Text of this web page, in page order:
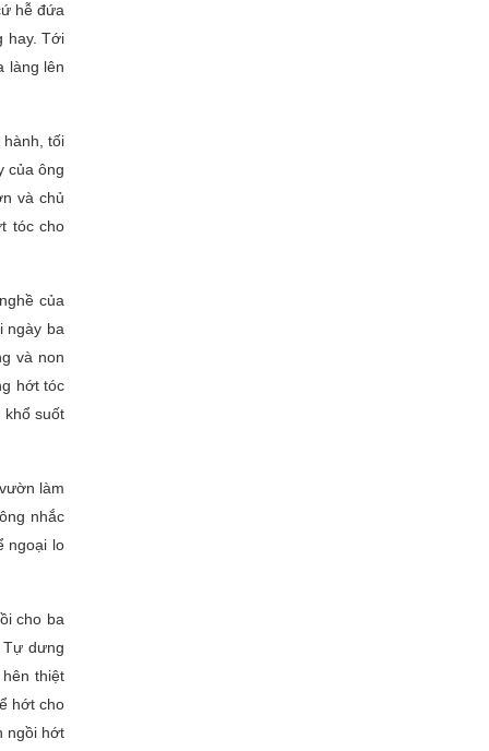
hễ đứa
hay. Tới
làng lên
tối
của ông
và chủ
tóc cho
của
ngày ba
và non
hớt tóc
khổ suốt
làm
nhắc
ngoại lo
cho ba
Tự dưng
thiệt
hớt cho
ngồi hớt